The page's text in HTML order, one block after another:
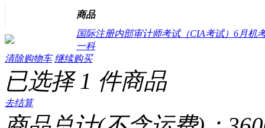
商品
国际注册内部审计师考试（CIA考试）6月机
一科
清除购物车 继续购买
已选择 1 件商品
去结算